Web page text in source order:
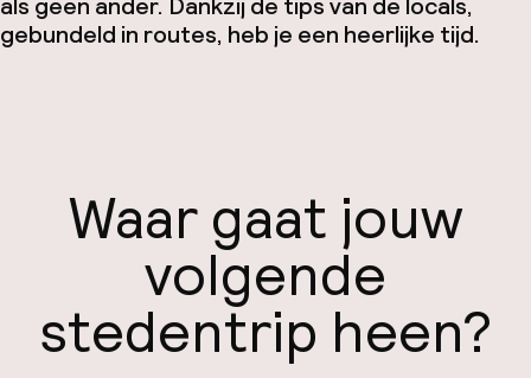
gebundeld in routes, heb je een heerlijke tijd.
Waar gaat jouw
volgende
stedentrip heen?